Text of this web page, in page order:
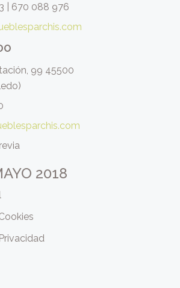
670 088 976
99 45500
2018